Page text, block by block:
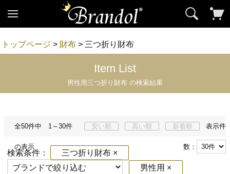
トップページ > 財布 > 三つ折り財布
Item List
男性用三つ折り財布 の検索結果
全50件中 1～30件
の表示
安い順 高い順 新着順 表示件
数：
検索条件：
三つ折り財布 ×
男性用 ×